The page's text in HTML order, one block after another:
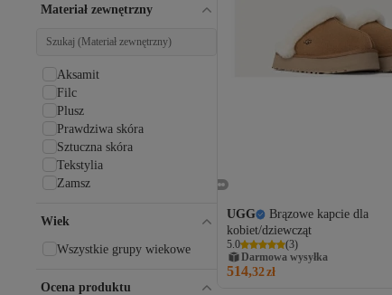
UGG
Brązowe kapcie dla
kobiet/dziewcząt
5.0 (3)
Darmowa wysyłka
514,32zł
Materiał zewnętrzny
Aksamit
Filc
Plusz
Prawdziwa skóra
Sztuczna skóra
Tekstylia
Zamsz
Wiek
Wszystkie grupy wiekowe
Ocena produktu